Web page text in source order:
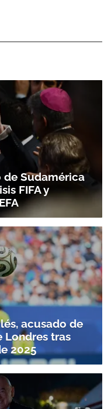
Sudamérica
FIFA y
acusado de
Londres tras
2025